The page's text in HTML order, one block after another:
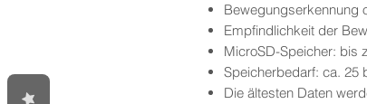
Bewegungserkennung
Empfindlichkeit der
MicroSD-Speicher: bis
Speicherbedarf: ca. 25
Die ältesten Daten